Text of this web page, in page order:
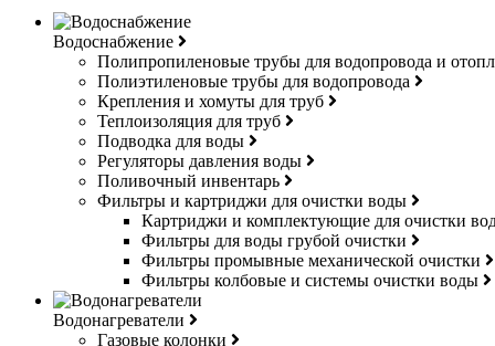
Водоснабжение
Полипропиленовые трубы для водопровода и
Полиэтиленовые трубы для водопровода
Крепления и хомуты для труб
Теплоизоляция для труб
Подводка для воды
Регуляторы давления воды
Поливочный инвентарь
Фильтры и картриджи для очистки воды
Картриджи и комплектующие для очистки
Фильтры для воды грубой очистки
Фильтры промывные механической очистки
Фильтры колбовые и системы очистки воды
Водонагреватели
Газовые колонки